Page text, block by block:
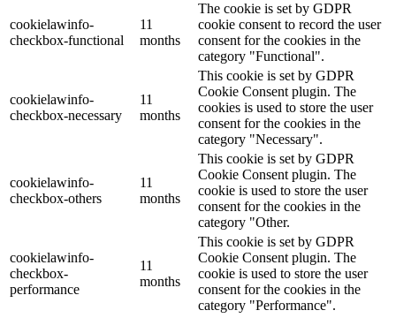
cookielawinfo-
checkbox-functional
11
months
The cookie is set by GDPR
cookie consent to record the user
consent for the cookies in the
category "Functional".
cookielawinfo-
checkbox-necessary
11
months
This cookie is set by GDPR
Cookie Consent plugin. The
cookies is used to store the user
consent for the cookies in the
category "Necessary".
cookielawinfo-
checkbox-others
11
months
This cookie is set by GDPR
Cookie Consent plugin. The
cookie is used to store the user
consent for the cookies in the
category "Other.
cookielawinfo-
checkbox-
performance
11
months
This cookie is set by GDPR
Cookie Consent plugin. The
cookie is used to store the user
consent for the cookies in the
category "Performance".